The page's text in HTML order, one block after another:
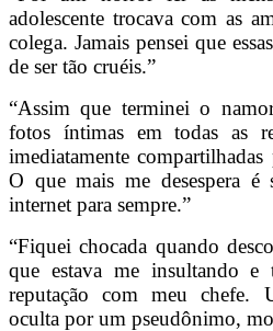
adolescente trocava com as
colega. Jamais pensei que
de ser tão cruéis.”
“Assim que terminei o
fotos íntimas em todas as
imediatamente compartilhadas
O que mais me desespera é
internet para sempre.”
“Fiquei chocada quando
que estava me insultando e
reputação com meu chefe.
oculta por um pseudônimo,